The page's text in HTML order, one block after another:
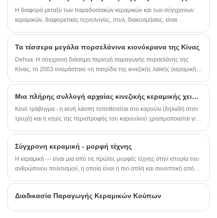
εμπορικές εταιρείες, ελέγχουμε κάθε σύνδεσμο
παραγωγής εσωτερικά με τυποποιημένα
εργαστήρια παραγωγής και προηγμένο
σταθερή ποιότητα, ανταγωνιστικές τιμές
απευθείας από το εργοστάσιο και αξιόπιστη
δημιουργηθεί κάτι από το μηδέν.
Η διαφορά μεταξύ των παραδοσιακών κεραμικών και των σύγχρονων
κεραμικών, διαφορετικές τεχνολογίες, στυλ, διακοσμήσεις, είναι
μοντέρνα στοιχεία, έτσι ώστε η διαδικασία παραγωγής να βελτιώνεται
πολύ! Αλλά και τα παραδοσιακά κεραμικά έχουν τη δική τους ουσία!
Τα τέσσερα μεγάλα πορσελάνινα κιονόκρανα της Κίνας
Dehua: Η σύγχρονη διάσημη περιοχή παραγωγής πορσελάνης της
Κίνας, το 2003 ονομάστηκε «η πατρίδα της κινεζικής λαϊκής (κεραμικής)
Μια πλήρης συλλογή αρχαίας κινεζικής κεραμικής χειροτεχνίας
Κενό τράβηγμα - η κενή λάσπη τοποθετείται στο καρούλι (δηλαδή στον
τροχό) και η ισχύς της περιστροφής του καρουλιού χρησιμοποιείται για
αυτή η διαδικασία ονομάζεται billet. Δίσκοι, μπολ και άλλα στρογγυλά
σκεύη σχηματίζονται με τη μέθοδο κενού σχεδίου.
Σύγχρονη κεραμική - μορφή τέχνης
Η κεραμική --- είναι μια από τις πρώτες μορφές τέχνης στην ιστορία του
ανθρώπινου πολιτισμού, η οποία είναι η πιο απλή και συνοπτική από
να κατανοήσουμε την πολιτιστική χροιά μιας εποχής και το εθνικό
Διαδικασία Παραγωγής Κεραμικών Κούπων